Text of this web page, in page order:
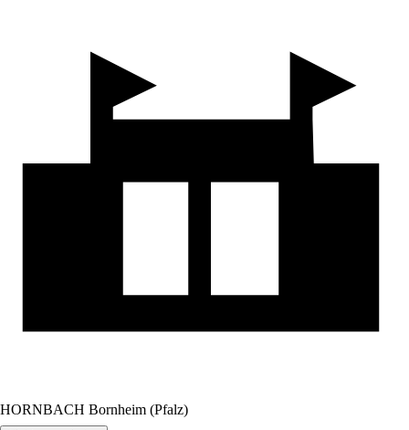
HORNBACH Bornheim (Pfalz)